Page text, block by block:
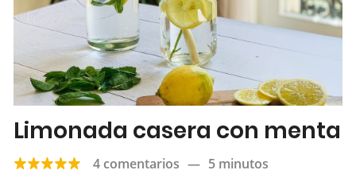
Limonada casera con menta
4 comentarios — 5 minutos